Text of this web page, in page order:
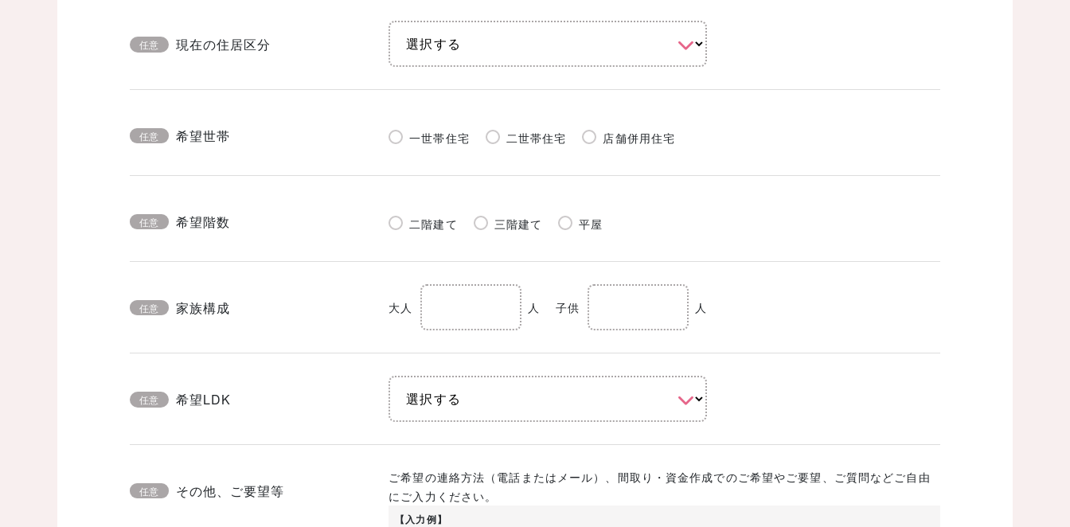
任意 現在の住居区分
任意 希望世帯 一世帯住宅 二世帯住宅 店舗併用住宅
任意 希望階数 二階建て 三階建て 平屋
任意 家族構成 大人 人 子供 人
任意 希望LDK
任意 その他、ご要望等
ご希望の連絡方法（電話またはメール）、間取り・資金作成でのご希望やご要望、ご質問などご自由
にご入力ください。
【入力例】